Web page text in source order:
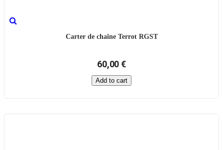
Carter de chaîne Terrot RGST
60,00 €
Add to cart